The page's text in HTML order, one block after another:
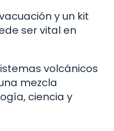
y un kit
ser vital en
volcánicos
mezcla
ciencia y